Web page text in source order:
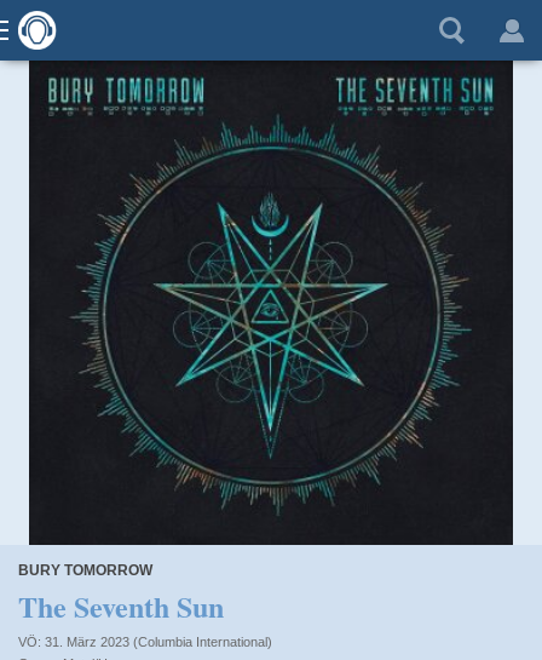
BURY TOMORROW
The Seventh Sun
VÖ: 31. März 2023 (Columbia International)